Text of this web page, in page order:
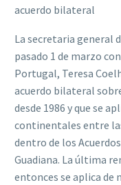
acuerdo bilateral
La secretaria general
pasado 1 de marzo
Portugal, Teresa
acuerdo bilateral
desde 1986 y que se
continentales entre
dentro de los
Guadiana. La última
entonces se aplica de